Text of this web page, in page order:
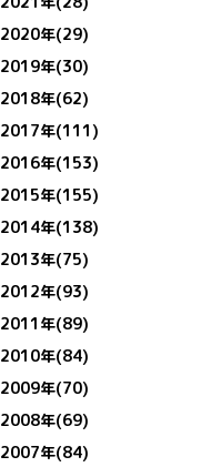
2020年(29)
2019年(30)
2018年(62)
2017年(111)
2016年(153)
2015年(155)
2014年(138)
2013年(75)
2012年(93)
2011年(89)
2010年(84)
2009年(70)
2008年(69)
2007年(84)